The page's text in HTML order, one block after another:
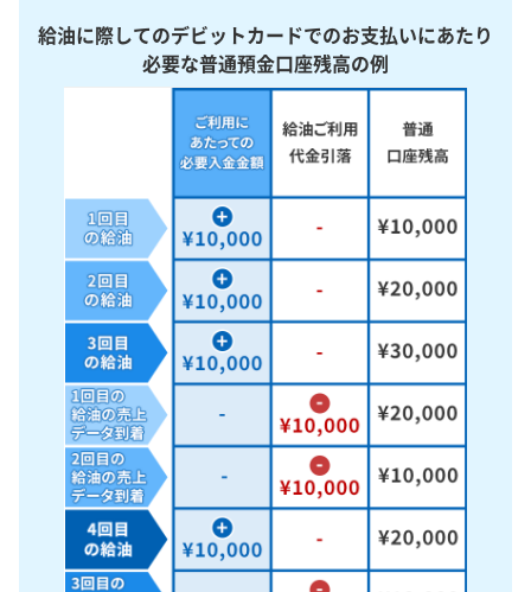
給油に際してのデビットカードでのお支払いにあたり
必要な普通預金口座残高の例